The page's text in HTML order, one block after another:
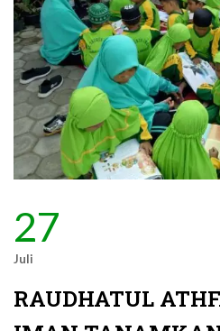
27
Juli
RAUDHATUL